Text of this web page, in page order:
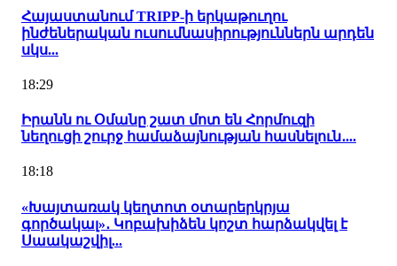
Հայաստանում TRIPP-ի երկաթուղու
ինժեներական ուսումնասիրություններն արդեն
սկս...
18:29
Իրանն ու Օմանը շատ մոտ են Հորմուզի
նեղուցի շուրջ համաձայնության հասնելուն․...
18:18
«Խայտառակ կեղտոտ օտարերկրյա
գործակալ»․ Կոբախիձեն կոշտ հարձակվել է
Սաակաշվիլ...